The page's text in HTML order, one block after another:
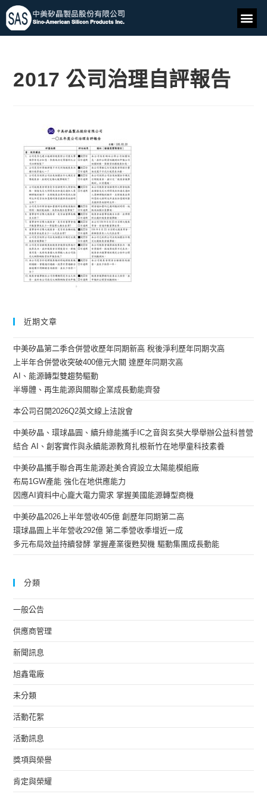
2017 公司治理自評報告
近期文章
中美矽晶第二季合併營收歷年同期新高 稅後淨利歷年同期次高
上半年合併營收突破400億元大關 達歷年同期次高
AI、能源轉型雙趨勢驅動
半導體、再生能源與關聯企業成長動能齊發
本公司召開2026Q2英文線上法說會
中美矽晶、環球晶圓、續升綠能攜手IC之音與玄奘大學舉辦公益科普營
結合 AI、創客實作與永續能源教育扎根新竹在地學童科技素養
中美矽晶攜手聯合再生能源赴美合資設立太陽能模組廠
布局1GW產能 強化在地供應能力
因應AI資料中心龐大電力需求 掌握美國能源轉型商機
中美矽晶2026上半年營收405億 創歷年同期第二高
環球晶圓上半年營收292億 第二季營收季增近一成
多元布局效益持續發酵 掌握產業復甦契機 驅動集團成長動能
分類
一般公告
供應商管理
新聞訊息
旭鑫電廠
未分類
活動花絮
活動訊息
獎項與榮譽
肯定與榮耀